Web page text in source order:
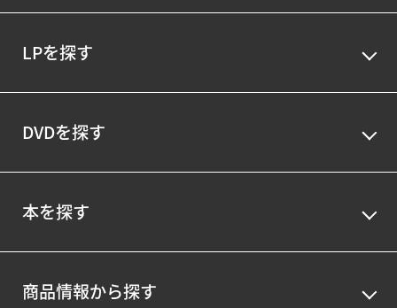
LPを探す
DVDを探す
本を探す
商品情報から探す